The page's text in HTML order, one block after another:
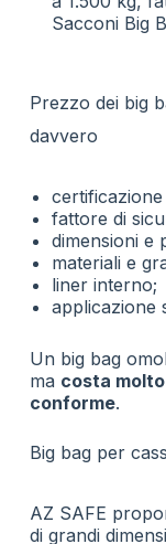
Sacconi Big
Prezzo dei big
davvero
certificazione
fattore di
dimensioni e
materiali e
liner interno;
applicazione
Un big bag
ma costa
conforme.
Big bag per
AZ SAFE
di grandi